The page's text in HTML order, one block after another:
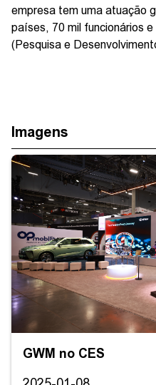
empresa tem uma atuação
países, 70 mil funcionários
(Pesquisa e
Imagens
GWM no CES